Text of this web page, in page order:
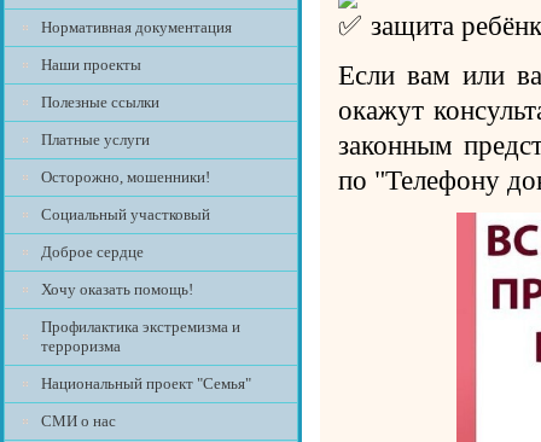
Нормативная документация
Наши проекты
Полезные ссылки
Платные услуги
Осторожно, мошенники!
Социальный участковый
Доброе сердце
Хочу оказать помощь!
Профилактика экстремизма и
терроризма
Национальный проект "Семья"
СМИ о нас
защита
Если вам или
окажут
законным
по "Телефону